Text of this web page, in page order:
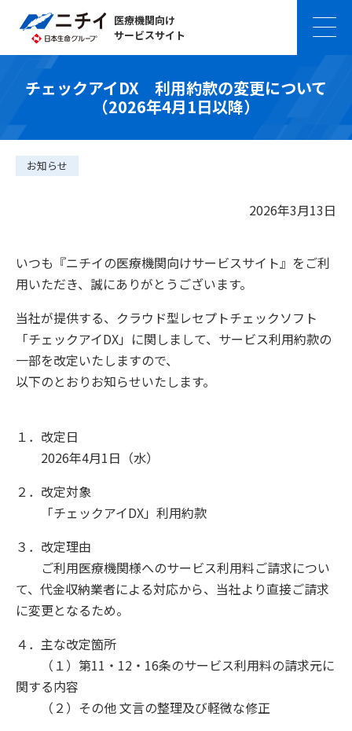
医療機関向け
サービスサイト
チェックアイDX 利用約款の変更について
（2026年4月1日以降）
お知らせ
2026年3月13日
いつも『ニチイの医療機関向けサービスサイト』をご利
用いただき、誠にありがとうございます。
当社が提供する、クラウド型レセプトチェックソフト
「チェックアイDX」に関しまして、サービス利用約款の
一部を改定いたしますので、
以下のとおりお知らせいたします。
１．改定日
2026年4月1日（水）
２．改定対象
「チェックアイDX」利用約款
３．改定理由
ご利用医療機関様へのサービス利用料ご請求につい
て、代金収納業者による対応から、当社より直接ご請求
に変更となるため。
４．主な改定箇所
（１）第11・12・16条のサービス利用料の請求元に
関する内容
（２）その他 文言の整理及び軽微な修正